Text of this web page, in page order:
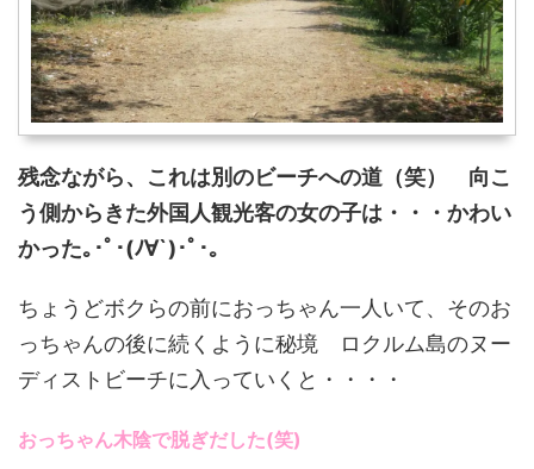
残念ながら、これは別のビーチへの道（笑） 向こ
う側からきた外国人観光客の女の子は・・・かわい
かった｡･ﾟ･(ﾉ∀`)･ﾟ･｡
ちょうどボクらの前におっちゃん一人いて、そのお
っちゃんの後に続くように秘境 ロクルム島のヌー
ディストビーチに入っていくと・・・・
おっちゃん木陰で脱ぎだした(笑)